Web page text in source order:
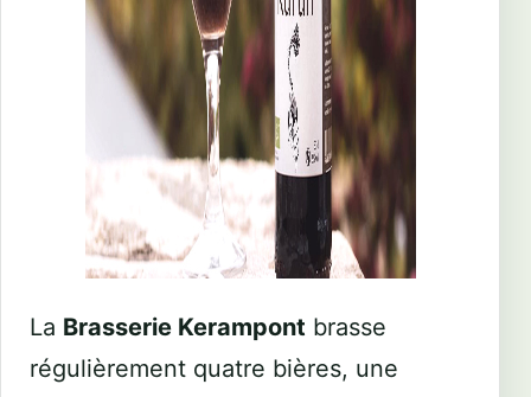
La Brasserie Kerampont brasse
régulièrement quatre bières, une